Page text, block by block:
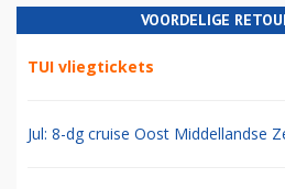
VOORDELIGE
TUI vliegtickets
Jul: 8-dg cruise Oost Middellandse